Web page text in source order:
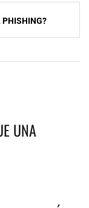
PHISHING?
UNA